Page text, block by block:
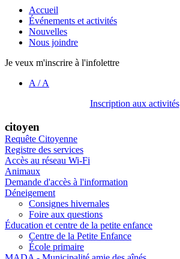
Accueil
Événements et activités
Nouvelles
Nous joindre
Je veux m'inscrire à l'infolettre
A /A
Inscription aux activités
citoyen
Requête Citoyenne
Registre des services
Accès au réseau Wi-Fi
Animaux
Demande d'accès à l'information
Déneigement
Consignes hivernales
Foire aux questions
Éducation et centre de la petite enfance
Centre de la Petite Enfance
École primaire